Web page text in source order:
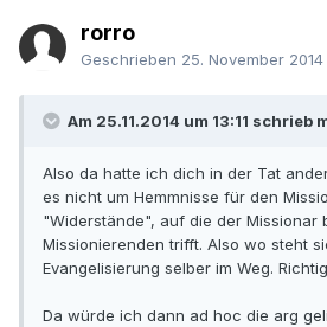
rorro
Geschrieben 25. November 2014
Am 25.11.2014 um 13:11 schrieb
Also da hatte ich dich in der Tat
es nicht um Hemmnisse für den
"Widerstände", auf die der Missionar
Missionierenden trifft. Also wo steht
Evangelisierung selber im Weg.
Da würde ich dann ad hoc die arg